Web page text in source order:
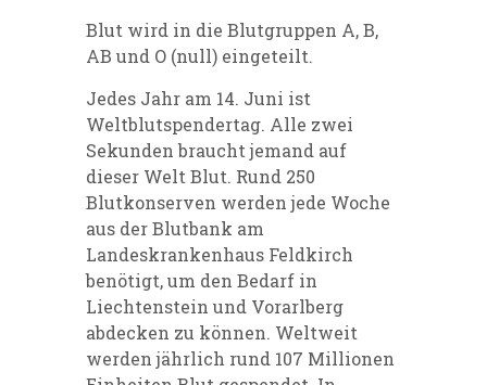
Blut wird in die Blutgruppen A, B,
AB und O (null) eingeteilt.
Jedes Jahr am 14. Juni ist
Weltblutspendertag. Alle zwei
Sekunden braucht jemand auf
dieser Welt Blut. Rund 250
Blutkonserven werden jede Woche
aus der Blutbank am
Landeskrankenhaus Feldkirch
benötigt, um den Bedarf in
Liechtenstein und Vorarlberg
abdecken zu können. Weltweit
werden jährlich rund 107 Millionen